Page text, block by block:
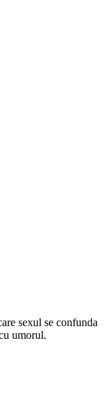
sexul se confunda
umorul.